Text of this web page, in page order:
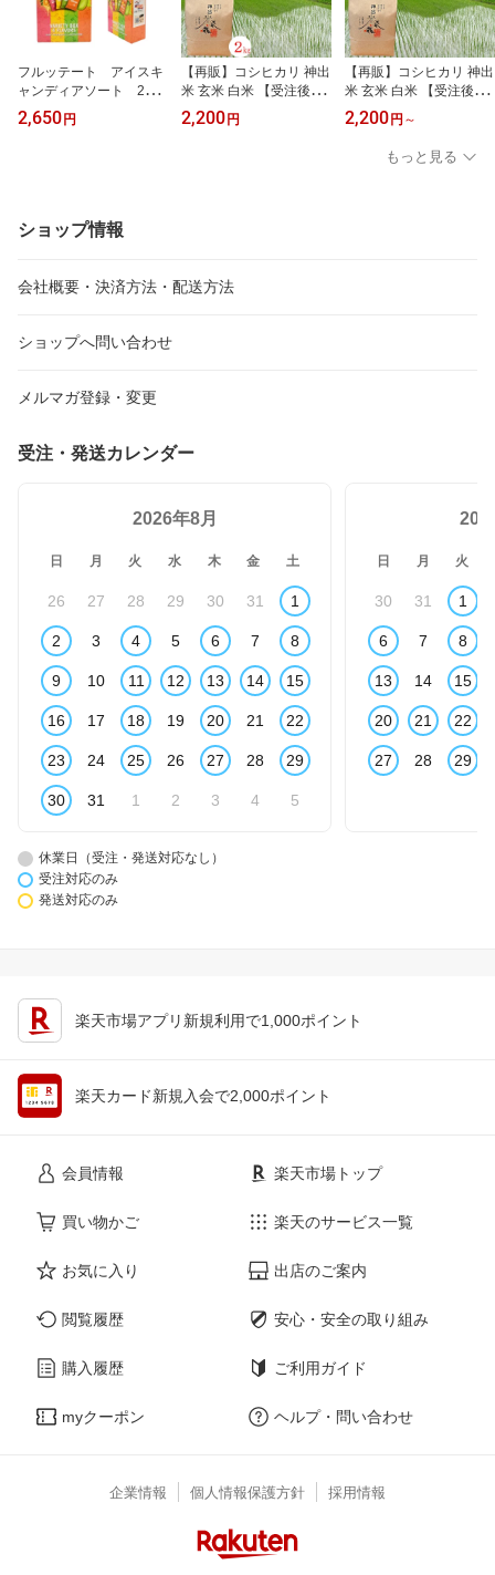
フルッテート アイスキ
ャンディアソート 24個
入 コストコ 大容量
熱中症対策 フルーツ
2,650 円
【再販】コシヒカリ 神出
米 玄米 白米 【受注後精
米】 2kg 令和7年産 兵庫
県産 農家 直送 無洗米 米
2,200 円
【再販】コシヒカリ 神出
米 玄米 白米 【受注後精
米】 2kg 5kg 10kg 令和7
年産 兵庫県産 農家 直送
無洗米 米 お米 送料無料
2,200 円 ～
もっと見る
ショップ情報
会社概要・決済方法・配送方法
ショップへ問い合わせ
メルマガ登録・変更
受注・発送カレンダー
2026年8月
日 月 火 水 木 金 土
26 27 28 29 30 31 1
2 3 4 5 6 7 8
9 10 11 12 13 14 15
16 17 18 19 20 21 22
23 24 25 26 27 28 29
30 31 1 2 3 4 5
日 月 火
30 31 1
6 7 8
13 14 15
20 21 22
27 28 29
休業日（受注・発送対応なし）
受注対応のみ
発送対応のみ
楽天市場アプリ新規利用で1,000ポイント
楽天カード新規入会で2,000ポイント
会員情報
買い物かご
お気に入り
閲覧履歴
購入履歴
myクーポン
楽天市場トップ
楽天のサービス一覧
出店のご案内
安心・安全の取り組み
ご利用ガイド
ヘルプ・問い合わせ
企業情報 個人情報保護方針 採用情報